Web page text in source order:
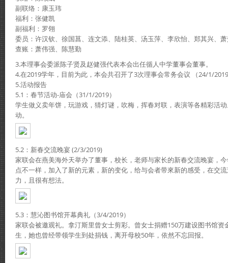
副联络：康玉玮
福利：张健凯
副福利：罗翎
委员：许汉钦、徐国菖、连文添、陆桂英、汤玉萍、李欣怡、郑其兴、
查账：萧伟强、陈慧勤
3.本理事会委派陈子贤及赵健强代表本会出任循人中学董事会董事。
4.在2019学年，目前为此，本会共召开了3次理事会常务会议 （24/1/
5.活动报告
5.1：春节活动-庙会（31/1/2019）
学生做义卖年饼，玩游戏，猜灯谜，吹梅，挥春对联，表演等各精彩活
动。
5.2：新春交流晚宴 (2/3/2019)
家联会在燕美海外天举办了董事，校长，老师与家长的新春交流晚宴，
点不一样，加入了新的元素，新的变化，给与会者带來新的感受，在交
力，且很有想法。
5.3：慧沁图书馆开幕典礼（3/4/2019）
家联会被邀观礼。拿汀斯里曾女士剪彩。曾女士捐赠150万建设图书馆
生，她也曾经带领学生到处捐钱，离开母校50年，依然不忘回报。